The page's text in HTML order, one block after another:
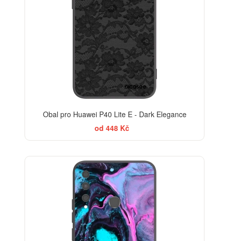
Obal pro Huawei P40 Lite E - Dark Elegance
od 448 Kč